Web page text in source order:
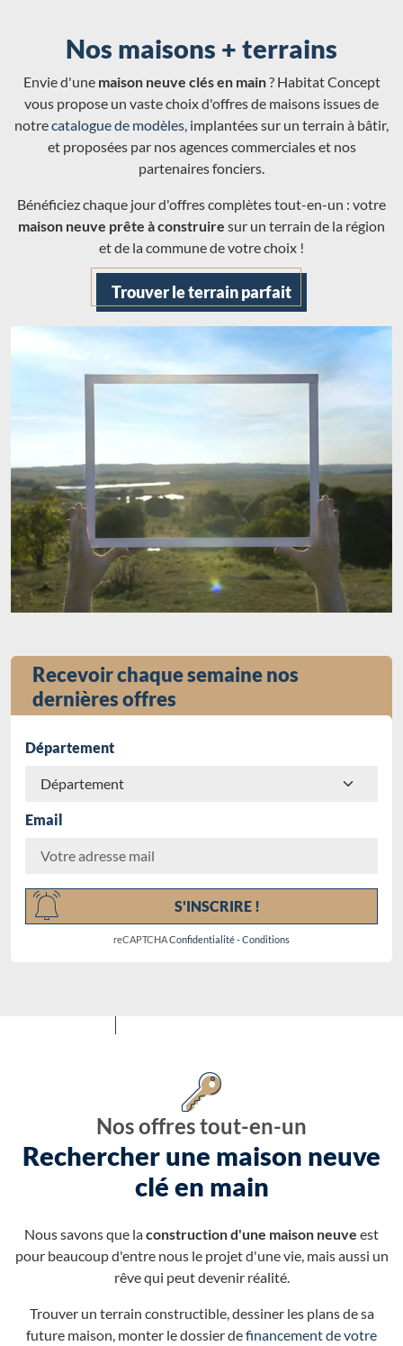
Nos maisons + terrains
Envie d'une maison neuve clés en main? Habitat Concept
vous propose un vaste choix d'offres de maisons issues de
notrecatalogue de modèles, implantées sur un terrain à bâtir,
et proposées par nos agences commerciales et nos
partenaires fonciers.
Bénéficiez chaque jour d'offres complètes tout-en-un : votre
maison neuve prête à construire sur un terrain de la région
et de la commune de votre choix !
Trouver le terrain parfait
Recevoir chaque semaine nos
dernières offres
Département
Email
S'INSCRIRE !
reCAPTCHAConfidentialité-Conditions
Nos offres tout-en-un
Rechercher une maison neuve
clé en main
Nous savons que laconstruction d'une maison neuve est
pour beaucoup d'entre nous le projet d'une vie, mais aussi un
rêve qui peut devenir réalité.
Trouver un terrain constructible, dessiner les plans de sa
future maison, monter le dossier definancement de votre